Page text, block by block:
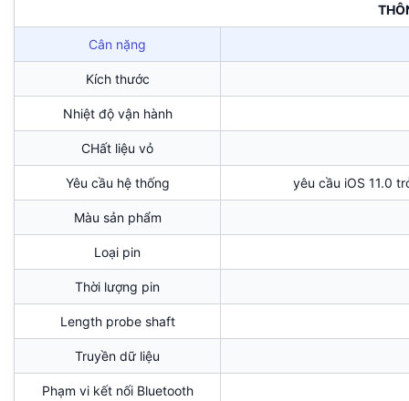
Cân nặng
Kích thước
Nhiệt độ vận hành
CHất liệu vỏ
Yêu cầu hệ thống yêu cầu iOS 11.0
Màu sản phẩm
Loại pin
Thời lượng pin
Length probe shaft
Truyền dữ liệu
Phạm vi kết nối Bluetooth